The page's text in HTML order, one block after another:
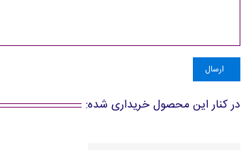
ارسال
در کنار این محصول خریداری شده: